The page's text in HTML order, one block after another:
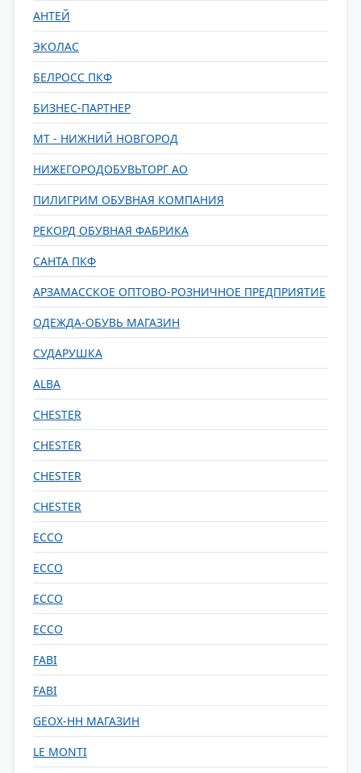
АНТЕЙ
ЭКОЛАС
БЕЛРОСС ПКФ
БИЗНЕС-ПАРТНЕР
МТ - НИЖНИЙ НОВГОРОД
НИЖЕГОРОДОБУВЬТОРГ АО
ПИЛИГРИМ ОБУВНАЯ КОМПАНИЯ
РЕКОРД ОБУВНАЯ ФАБРИКА
САНТА ПКФ
АРЗАМАССКОЕ ОПТОВО-РОЗНИЧНОЕ ПРЕДПРИЯТИЕ
ОДЕЖДА-ОБУВЬ МАГАЗИН
СУДАРУШКА
ALBA
CHESTER
CHESTER
CHESTER
CHESTER
ECCO
ECCO
ECCO
ECCO
FABI
FABI
GEOX-НН МАГАЗИН
LE MONTI